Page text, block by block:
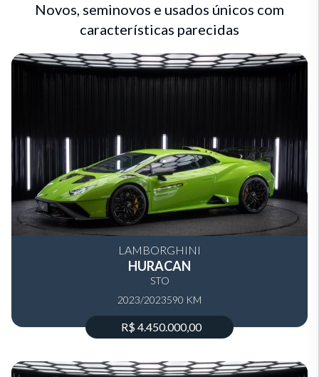
Novos, seminovos e usados únicos com
características parecidas
LAMBORGHINI
HURACAN
STO
2023/2023590 KM
R$ 4.450.000,00